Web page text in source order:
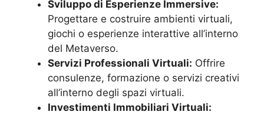
Sviluppo di Esperienze Immersive:
Progettare e costruire ambienti virtuali,
giochi o esperienze interattive all’interno
del Metaverso.
Servizi Professionali Virtuali: Offrire
consulenze, formazione o servizi creativi
all’interno degli spazi virtuali.
Investimenti Immobiliari Virtuali: